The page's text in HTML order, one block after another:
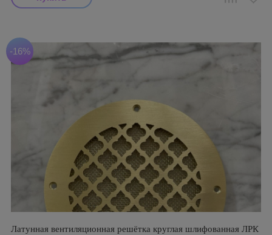
-16%
Латунная вентиляционная решётка круглая шлифованная ЛРК